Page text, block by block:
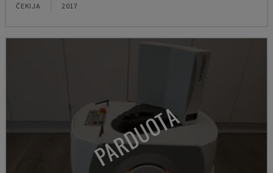
ČEKIJA 2017
PARDUOTA